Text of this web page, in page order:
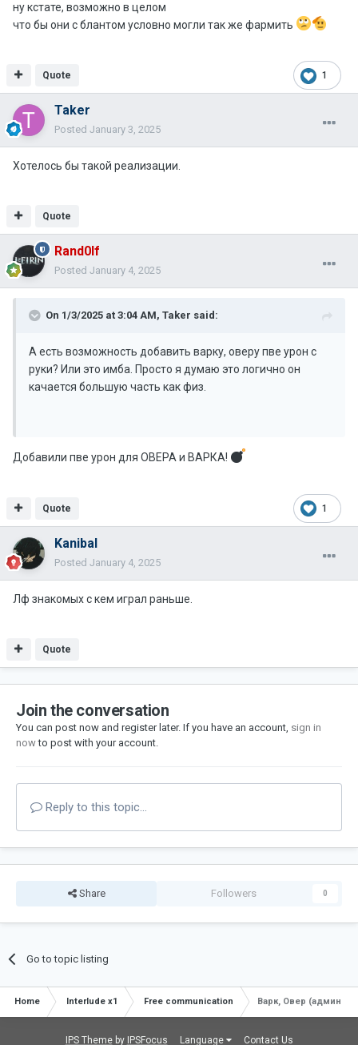
ну кстате, возможно в целом
что бы они с блантом условно могли так же фармить
1
Quote
Taker
Posted January 3, 2025
Хотелось бы такой реализации.
Quote
Rand0lf
Posted January 4, 2025
On 1/3/2025 at 3:04 AM, Taker said:
А есть возможность добавить варку, оверу пве урон с
руки? Или это имба. Просто я думаю это логично он
качается большую часть как физ.
Добавили пве урон для ОВЕРА и ВАРКА!
1
Quote
Kanibal
Posted January 4, 2025
Лф знакомых с кем играл раньше.
Quote
Join the conversation
You can post now and register later. If you have an account, sign in
nowto post with your account.
Reply to this topic...
Share Followers 0
Go to topic listing
Home Interlude x1 Free communication Варк, Овер (админ
IPS Themeby IPSFocus Language Contact Us